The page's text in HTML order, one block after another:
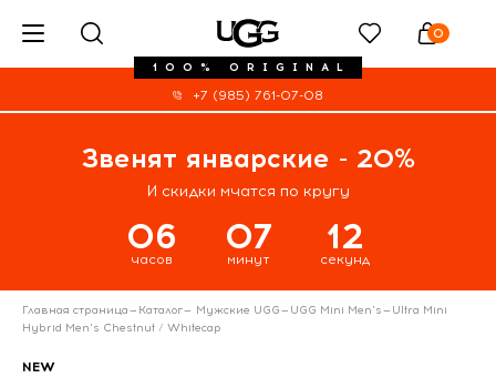
100% ORIGINAL
0
+7 (985) 761-07-08
Звенят январские - 20%
И скидки мчатся по кругу
06
часов
07
минут
11
секунд
Главная страница— Каталог— Мужские UGG— UGG Mini Men's— Ultra Mini
Hybrid Men's Chestnut / Whitecap
NEW